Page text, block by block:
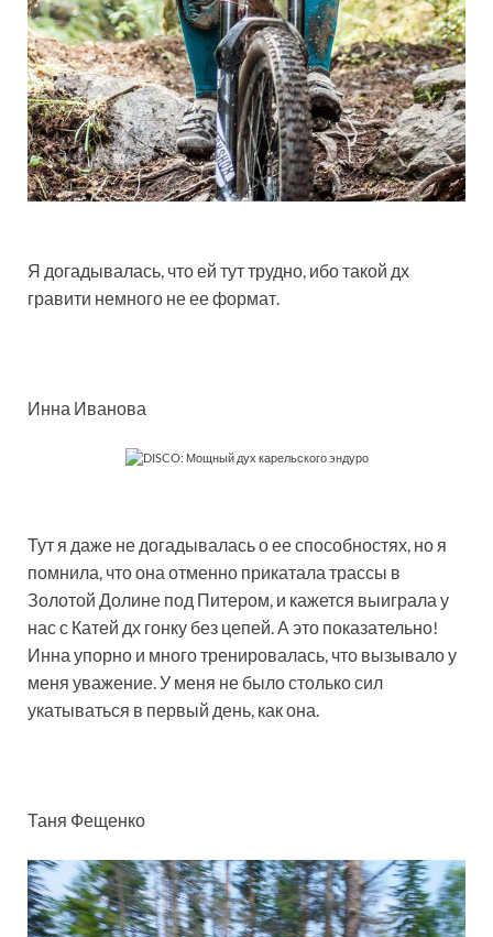
Я догадывалась, что ей тут трудно, ибо такой дх
гравити немного не ее формат.
Инна Иванова
Тут я даже не догадывалась о ее способностях, но я
помнила, что она отменно прикатала трассы в
Золотой Долине под Питером, и кажется выиграла у
нас с Катей дх гонку без цепей. А это показательно!
Инна упорно и много тренировалась, что вызывало у
меня уважение. У меня не было столько сил
укатываться в первый день, как она.
Таня Фещенко